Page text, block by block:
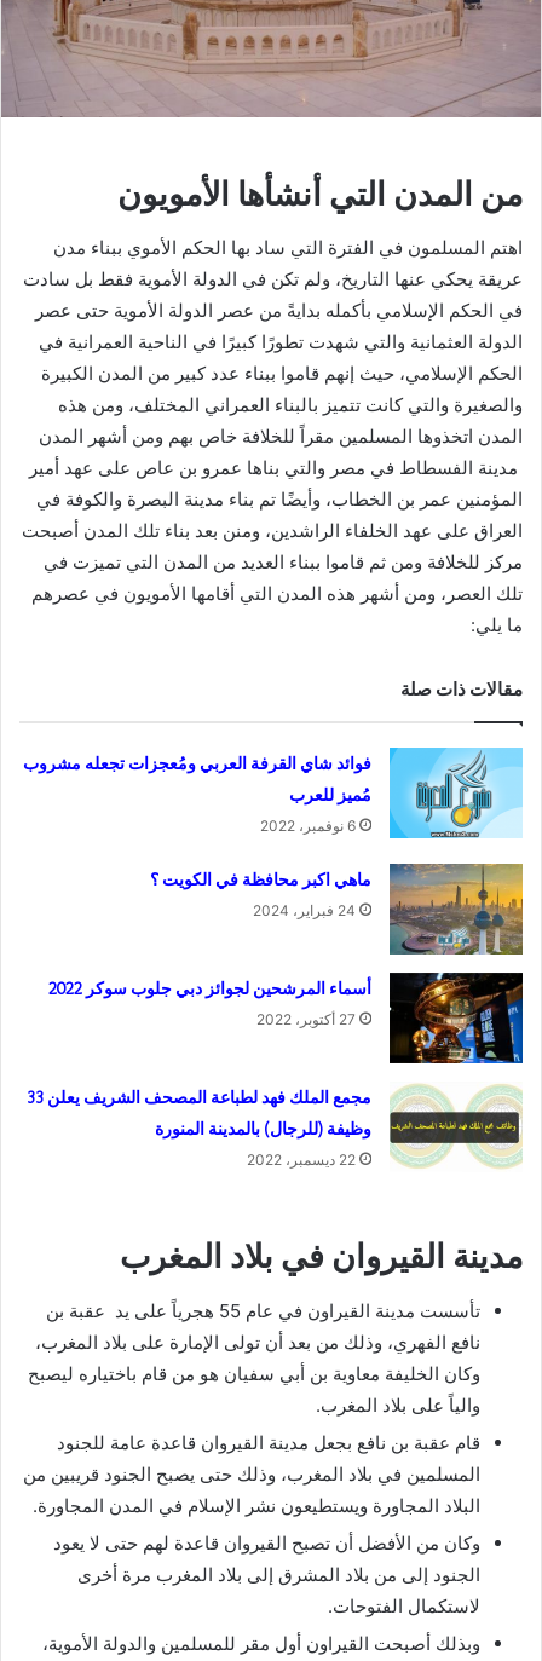
من المدن التي أنشأها الأمويون
اهتم المسلمون في الفترة التي ساد بها الحكم الأموي ببناء مدن
عريقة يحكي عنها التاريخ، ولم تكن في الدولة الأموية فقط بل سادت
في الحكم الإسلامي بأكمله بدايةً من عصر الدولة الأموية حتى عصر
الدولة العثمانية والتي شهدت تطورًا كبيرًا في الناحية العمرانية في
الحكم الإسلامي، حيث إنهم قاموا ببناء عدد كبير من المدن الكبيرة
والصغيرة والتي كانت تتميز بالبناء العمراني المختلف، ومن هذه
المدن اتخذوها المسلمين مقراً للخلافة خاص بهم ومن أشهر المدن
مدينة الفسطاط في مصر والتي بناها عمرو بن عاص على عهد أمير
المؤمنين عمر بن الخطاب، وأيضًا تم بناء مدينة البصرة والكوفة في
العراق على عهد الخلفاء الراشدين، ومنن بعد بناء تلك المدن أصبحت
مركز للخلافة ومن ثم قاموا ببناء العديد من المدن التي تميزت في
تلك العصر، ومن أشهر هذه المدن التي أقامها الأمويون في عصرهم
ما يلي:
مقالات ذات صلة
فوائد شاي القرفة العربي ومُعجزات تجعله مشروب
مُميز للعرب
6 نوفمبر، 2022
ماهي اكبر محافظة في الكويت ؟
24 فبراير، 2024
أسماء المرشحين لجوائز دبي جلوب سوكر 2022
27 أكتوبر، 2022
مجمع الملك فهد لطباعة المصحف الشريف يعلن 33
وظيفة (للرجال) بالمدينة المنورة
22 ديسمبر، 2022
مدينة القيروان في بلاد المغرب
تأسست مدينة القيراون في عام 55 هجرياً على يد عقبة بن
نافع الفهري، وذلك من بعد أن تولى الإمارة على بلاد المغرب،
وكان الخليفة معاوية بن أبي سفيان هو من قام باختياره ليصبح
والياً على بلاد المغرب.
قام عقبة بن نافع بجعل مدينة القيروان قاعدة عامة للجنود
المسلمين في بلاد المغرب، وذلك حتى يصبح الجنود قريبين من
البلاد المجاورة ويستطيعون نشر الإسلام في المدن المجاورة.
وكان من الأفضل أن تصبح القيروان قاعدة لهم حتى لا يعود
الجنود إلى من بلاد المشرق إلى بلاد المغرب مرة أخرى
لاستكمال الفتوحات.
وبذلك أصبحت القيراون أول مقر للمسلمين والدولة الأموية،